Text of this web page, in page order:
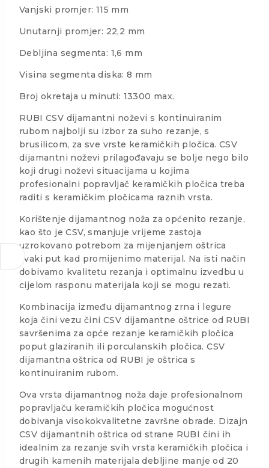
Vanjski promjer: 115 mm
Unutarnji promjer: 22,2 mm
Debljina segmenta: 1,6 mm
Visina segmenta diska: 8 mm
Broj okretaja u minuti: 13300 max.
RUBI CSV dijamantni noževi s kontinuiranim
rubom najbolji su izbor za suho rezanje, s
brusilicom, za sve vrste keramičkih pločica. CSV
dijamantni noževi prilagođavaju se bolje nego bilo
koji drugi noževi situacijama u kojima
profesionalni popravljač keramičkih pločica treba
raditi s keramičkim pločicama raznih vrsta.
Korištenje dijamantnog noža za općenito rezanje,
kao što je CSV, smanjuje vrijeme zastoja
uzrokovano potrebom za mijenjanjem oštrica
svaki put kad promijenimo materijal. Na isti način
dobivamo kvalitetu rezanja i optimalnu izvedbu u
cijelom rasponu materijala koji se mogu rezati.
Kombinacija između dijamantnog zrna i legure
koja čini vezu čini CSV dijamantne oštrice od RUBI
savršenima za opće rezanje keramičkih pločica
poput glaziranih ili porculanskih pločica. CSV
dijamantna oštrica od RUBI je oštrica s
kontinuiranim rubom.
Ova vrsta dijamantnog noža daje profesionalnom
popravljaču keramičkih pločica mogućnost
dobivanja visokokvalitetne završne obrade. Dizajn
CSV dijamantnih oštrica od strane RUBI čini ih
idealnim za rezanje svih vrsta keramičkih pločica i
drugih kamenih materijala debljine manje od 20